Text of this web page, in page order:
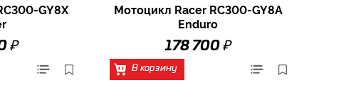
GY8X
₽
Мотоцикл Racer RC300-GY8A
Enduro
178 700 ₽
В корзину